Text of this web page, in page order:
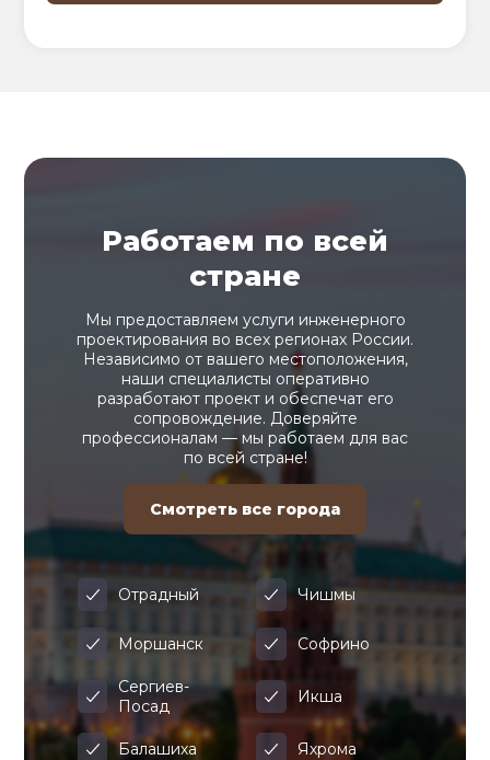
Работаем по всей
стране
Мы предоставляем услуги инженерного
проектирования во всех регионах России.
Независимо от вашего местоположения,
наши специалисты оперативно
разработают проект и обеспечат его
сопровождение. Доверяйте
профессионалам — мы работаем для вас
по всей стране!
Смотреть все города
Отрадный Чишмы
Моршанск Софрино
Сергиев-
Посад
Икша
Балашиха Яхрома